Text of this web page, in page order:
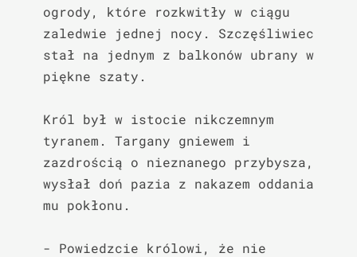
ogrody, które rozkwitły w ciągu
zaledwie jednej nocy. Szczęśliwiec
stał na jednym z balkonów ubrany w
piękne szaty.
Król był w istocie nikczemnym
tyranem. Targany gniewem i
zazdrością o nieznanego przybysza,
wysłał doń pazia z nakazem oddania
mu pokłonu.
- Powiedzcie królowi, że nie